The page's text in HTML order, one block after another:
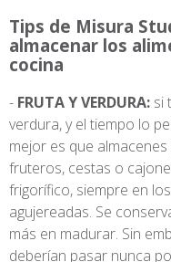
Tips de Misura
almacenar los
cocina
FRUTA Y VERDURA: si
verdura, y el tiempo lo
mejor es que
fruteros, cestas o
frigorífico, siempre en
agujereadas. Se
más en madurar. Sin
deberían pasar nunca